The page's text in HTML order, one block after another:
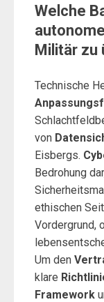
Welche
Militär zu
Technische
von
Eisbergs.
Bedrohung
ethischen
Vordergrund,
Um den
klare
Framework